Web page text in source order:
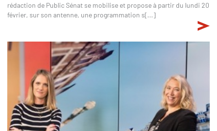
rédaction de Public Sénat se mobilise et propose à partir du lundi 20
février, sur son antenne, une programmation s[...]